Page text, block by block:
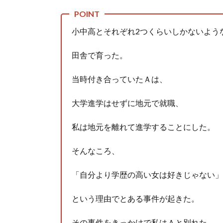
人体の中身が左右非対称なのは繊毛が回転運動をし
可愛い彼女が部屋に入ってきた。もしかしてニンジ
小中高とそれぞれ2つくらいしかないよう
田舎で育った。
当時付き合っていたＡは、
大学進学はせずに地元で就職、
私は地元を離れて進学することにした。
そんなころ、
「自分より学歴の高い女は好きじゃない」
という理由でとある事件が起きた。